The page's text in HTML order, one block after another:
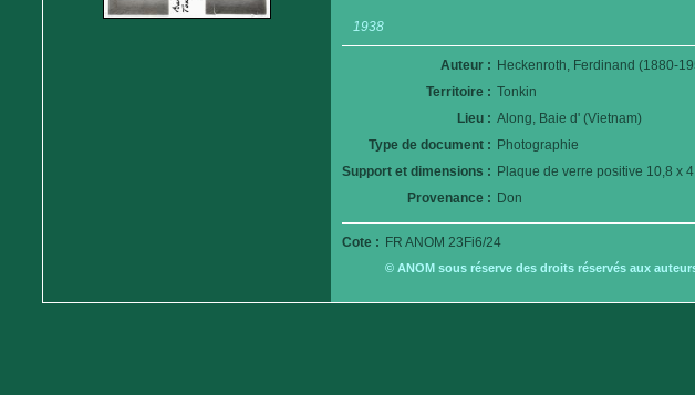
1938
Auteur : Heckenroth, Ferdinand (1880-
Territoire : Tonkin
Lieu : Along, Baie d' (Vietnam)
Type de document : Photographie
Support et dimensions : Plaque de verre positive 10,8 x
Provenance : Don
Cote : FR ANOM 23Fi6/24
© ANOM sous réserve des droits réservés aux